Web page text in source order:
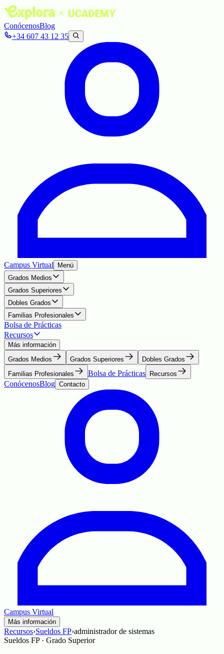
ConócenosBlog
+34 607 43 12 35
Campus Virtual
Menú
Grados Medios
Grados Superiores
Dobles Grados
Familias Profesionales
Bolsa de Prácticas
Recursos
Más información
Grados Medios
Grados Superiores
Dobles Grados
Familias Profesionales
Bolsa de Prácticas Recursos
ConócenosBlog Contacto
Campus Virtual
Más información
Recursos›Sueldos FP›administrador de sistemas
Sueldos FP · Grado Superior